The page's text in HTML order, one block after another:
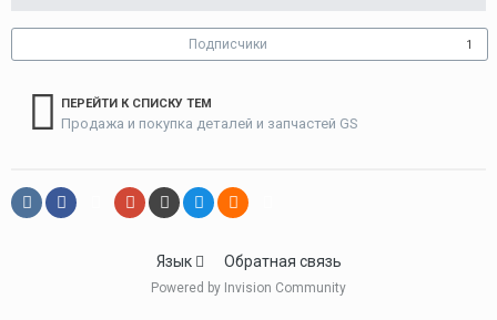
Подписчики 1
ПЕРЕЙТИ К СПИСКУ ТЕМ
Продажа и покупка деталей и запчастей GS
Язык Обратная связь
Powered by Invision Community